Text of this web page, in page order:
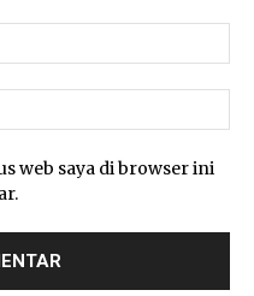
web saya di browser ini